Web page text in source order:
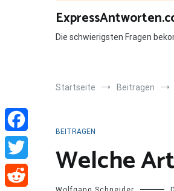
Die schwierigsten Fragen
Startseite Beitragen
BEITRAGEN
Welche
Facebook
Twitter